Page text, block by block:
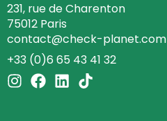
231, rue de Charenton
75012 Paris
contact@check-planet.com
+33 (0)6 65 43 41 32
I
n
F
a
L
i
T
i